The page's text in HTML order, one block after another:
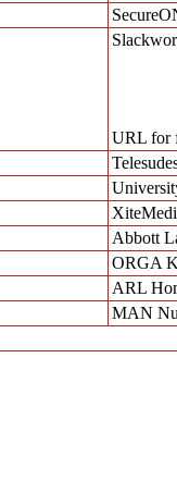
URL for
Abbott
ORGA
ARL
MAN